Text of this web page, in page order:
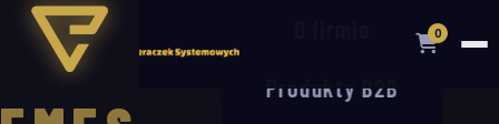
0
Produkty B2B